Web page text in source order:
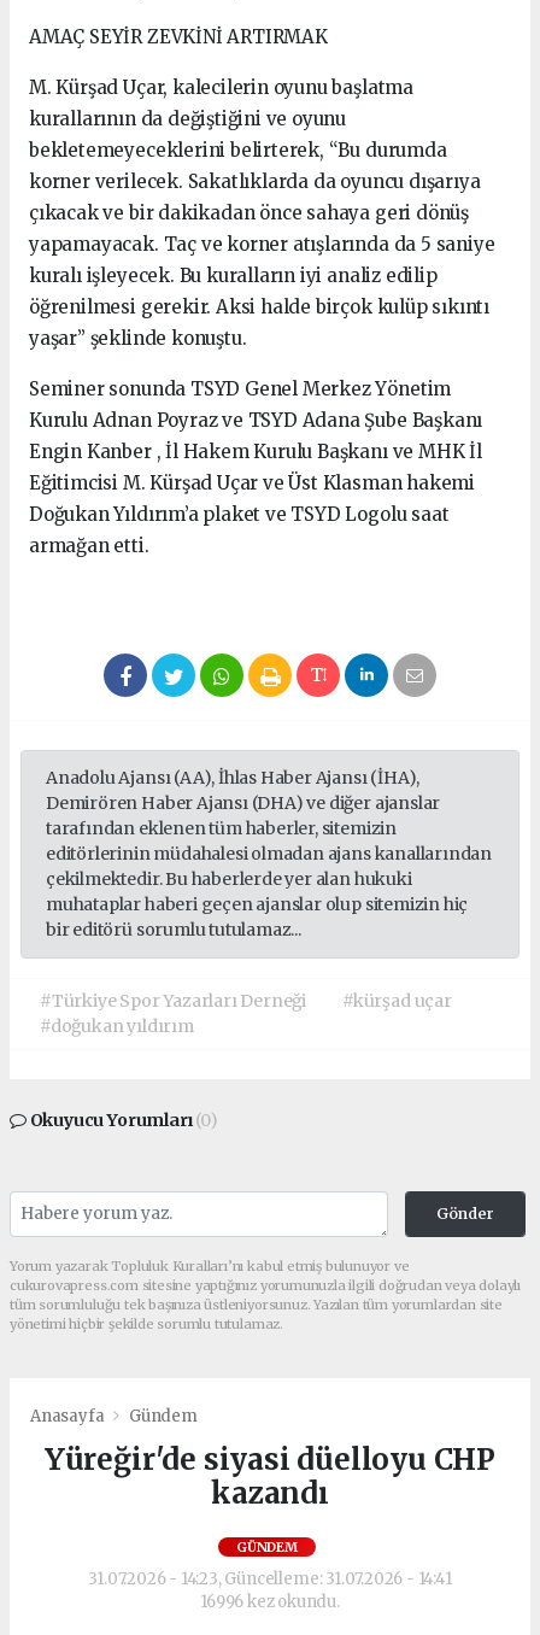
AMAÇ SEYİR ZEVKİNİ ARTIRMAK
M. Kürşad Uçar, kalecilerin oyunu başlatma
kurallarının da değiştiğini ve oyunu
bekletemeyeceklerini belirterek, “Bu durumda
korner verilecek. Sakatlıklarda da oyuncu dışarıya
çıkacak ve bir dakikadan önce sahaya geri dönüş
yapamayacak. Taç ve korner atışlarında da 5 saniye
kuralı işleyecek. Bu kuralların iyi analiz edilip
öğrenilmesi gerekir. Aksi halde birçok kulüp sıkıntı
yaşar” şeklinde konuştu.
Seminer sonunda TSYD Genel Merkez Yönetim
Kurulu Adnan Poyraz ve TSYD Adana Şube Başkanı
Engin Kanber , İl Hakem Kurulu Başkanı ve MHK İl
Eğitimcisi M. Kürşad Uçar ve Üst Klasman hakemi
Doğukan Yıldırım’a plaket ve TSYD Logolu saat
armağan etti.
Anadolu Ajansı (AA), İhlas Haber Ajansı (İHA),
Demirören Haber Ajansı (DHA) ve diğer ajanslar
tarafından eklenen tüm haberler, sitemizin
editörlerinin müdahalesi olmadan ajans kanallarından
çekilmektedir. Bu haberlerde yer alan hukuki
muhataplar haberi geçen ajanslar olup sitemizin hiç
bir editörü sorumlu tutulamaz...
#Türkiye Spor Yazarları Derneği
#kürşad uçar
#doğukan yıldırım
Okuyucu Yorumları(0)
Gönder
Yorum yazarak Topluluk Kuralları’nı kabul etmiş bulunuyor ve
cukurovapress.com sitesine yaptığınız yorumunuzla ilgili doğrudan veya dolaylı
tüm sorumluluğu tek başınıza üstleniyorsunuz. Yazılan tüm yorumlardan site
yönetimi hiçbir şekilde sorumlu tutulamaz.
Anasayfa Gündem
Yüreğir'de siyasi düelloyu CHP
kazandı
GÜNDEM
31.07.2026 - 14:23, Güncelleme: 31.07.2026 - 14:41
16996 kez okundu.